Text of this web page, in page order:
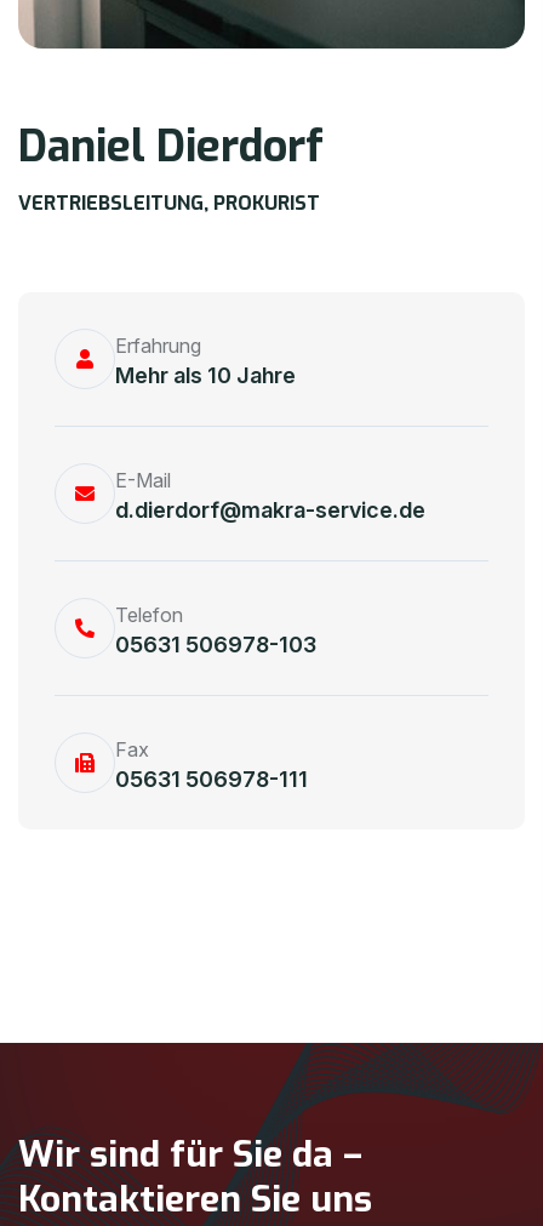
Daniel Dierdorf
VERTRIEBSLEITUNG, PROKURIST
Erfahrung
Mehr als 10 Jahre
E-Mail
d.dierdorf@makra-service.de
Telefon
05631 506978-103
Fax
05631 506978-111
Wir sind für Sie da –
Kontaktieren Sie uns